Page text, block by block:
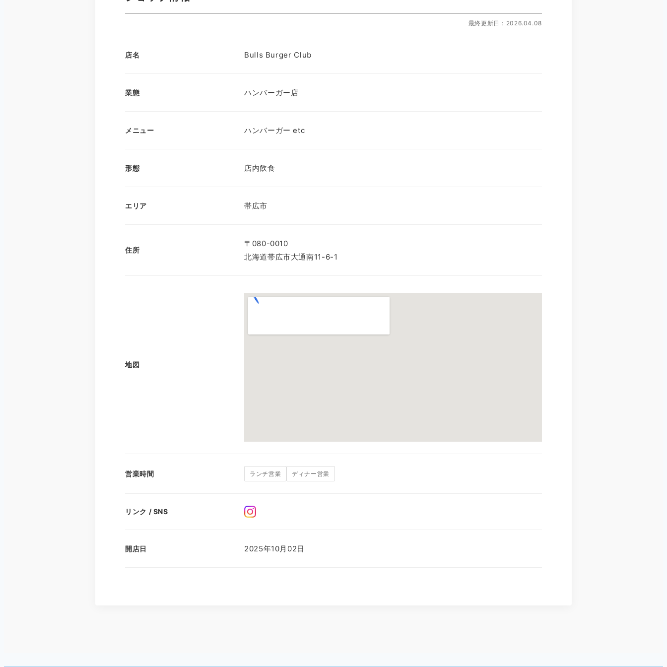
最終更新日：2026.04.08
店名 Bulls Burger Club
業態 ハンバーガー店
メニュー ハンバーガー etc
形態 店内飲食
エリア 帯広市
住所
〒080-0010
北海道帯広市大通南11-6-1
地図
営業時間 ランチ営業 ディナー営業
リンク / SNS
開店日 2025年10月02日